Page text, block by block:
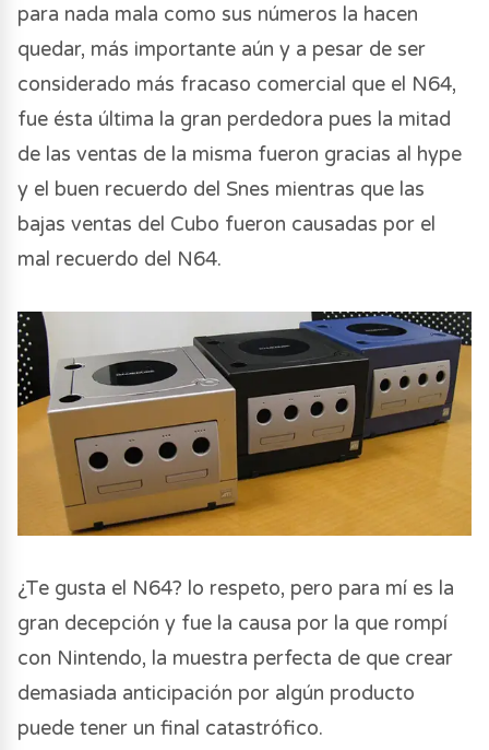
para nada mala como sus números la hacen
quedar, más importante aún y a pesar de ser
considerado más fracaso comercial que el N64,
fue ésta última la gran perdedora pues la mitad
de las ventas de la misma fueron gracias al hype
y el buen recuerdo del Snes mientras que las
bajas ventas del Cubo fueron causadas por el
mal recuerdo del N64.
¿Te gusta el N64? lo respeto, pero para mí es la
gran decepción y fue la causa por la que rompí
con Nintendo, la muestra perfecta de que crear
demasiada anticipación por algún producto
puede tener un final catastrófico.